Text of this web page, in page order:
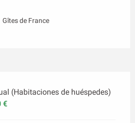
Gîtes de France
(Habitaciones de huéspedes)
€